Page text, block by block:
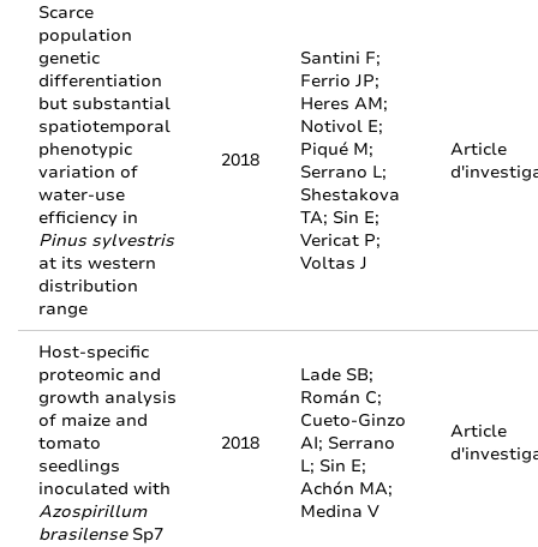
Scarce
population
genetic
differentiation
but substantial
spatiotemporal
phenotypic
variation of
water‑use
efficiency in
Pinus sylvestris
at its western
distribution
range
2018
Santini F;
Ferrio JP;
Heres AM;
Notivol E;
Piqué M;
Serrano L;
Shestakova
TA; Sin E;
Vericat P;
Voltas J
Article
Host-specific
proteomic and
growth analysis
of maize and
tomato
seedlings
inoculated with
Azospirillum
brasilenseSp7
2018
Lade SB;
Román C;
Cueto-Ginzo
AI; Serrano
L; Sin E;
Achón MA;
Medina V
Article